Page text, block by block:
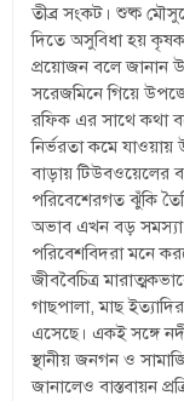
তীব্র সংকট। শুষ্ক
দিতে অসুবিধা হয়
প্রয়োজন বলে জানান
সরেজমিনে গিয়ে
রফিক এর সাথে কথা
নির্ভরতা কমে
বাড়ায় টিউবওয়েলের
পরিবেশেরগত ঝুঁকি
অভাব এখন বড় সমস্যা
পরিবেশবিদরা মনে
জীববৈচিত্র
গাছপালা, মাছ
এসেছে। একই সঙ্গে
স্থানীয় জনগন ও
জানালেও বাস্তবায়ন